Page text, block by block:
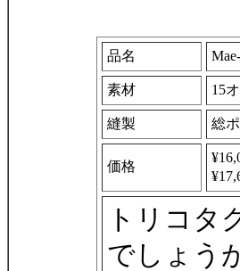
品名
素材 15
縫製 総
価格
トリコタ
でしょう